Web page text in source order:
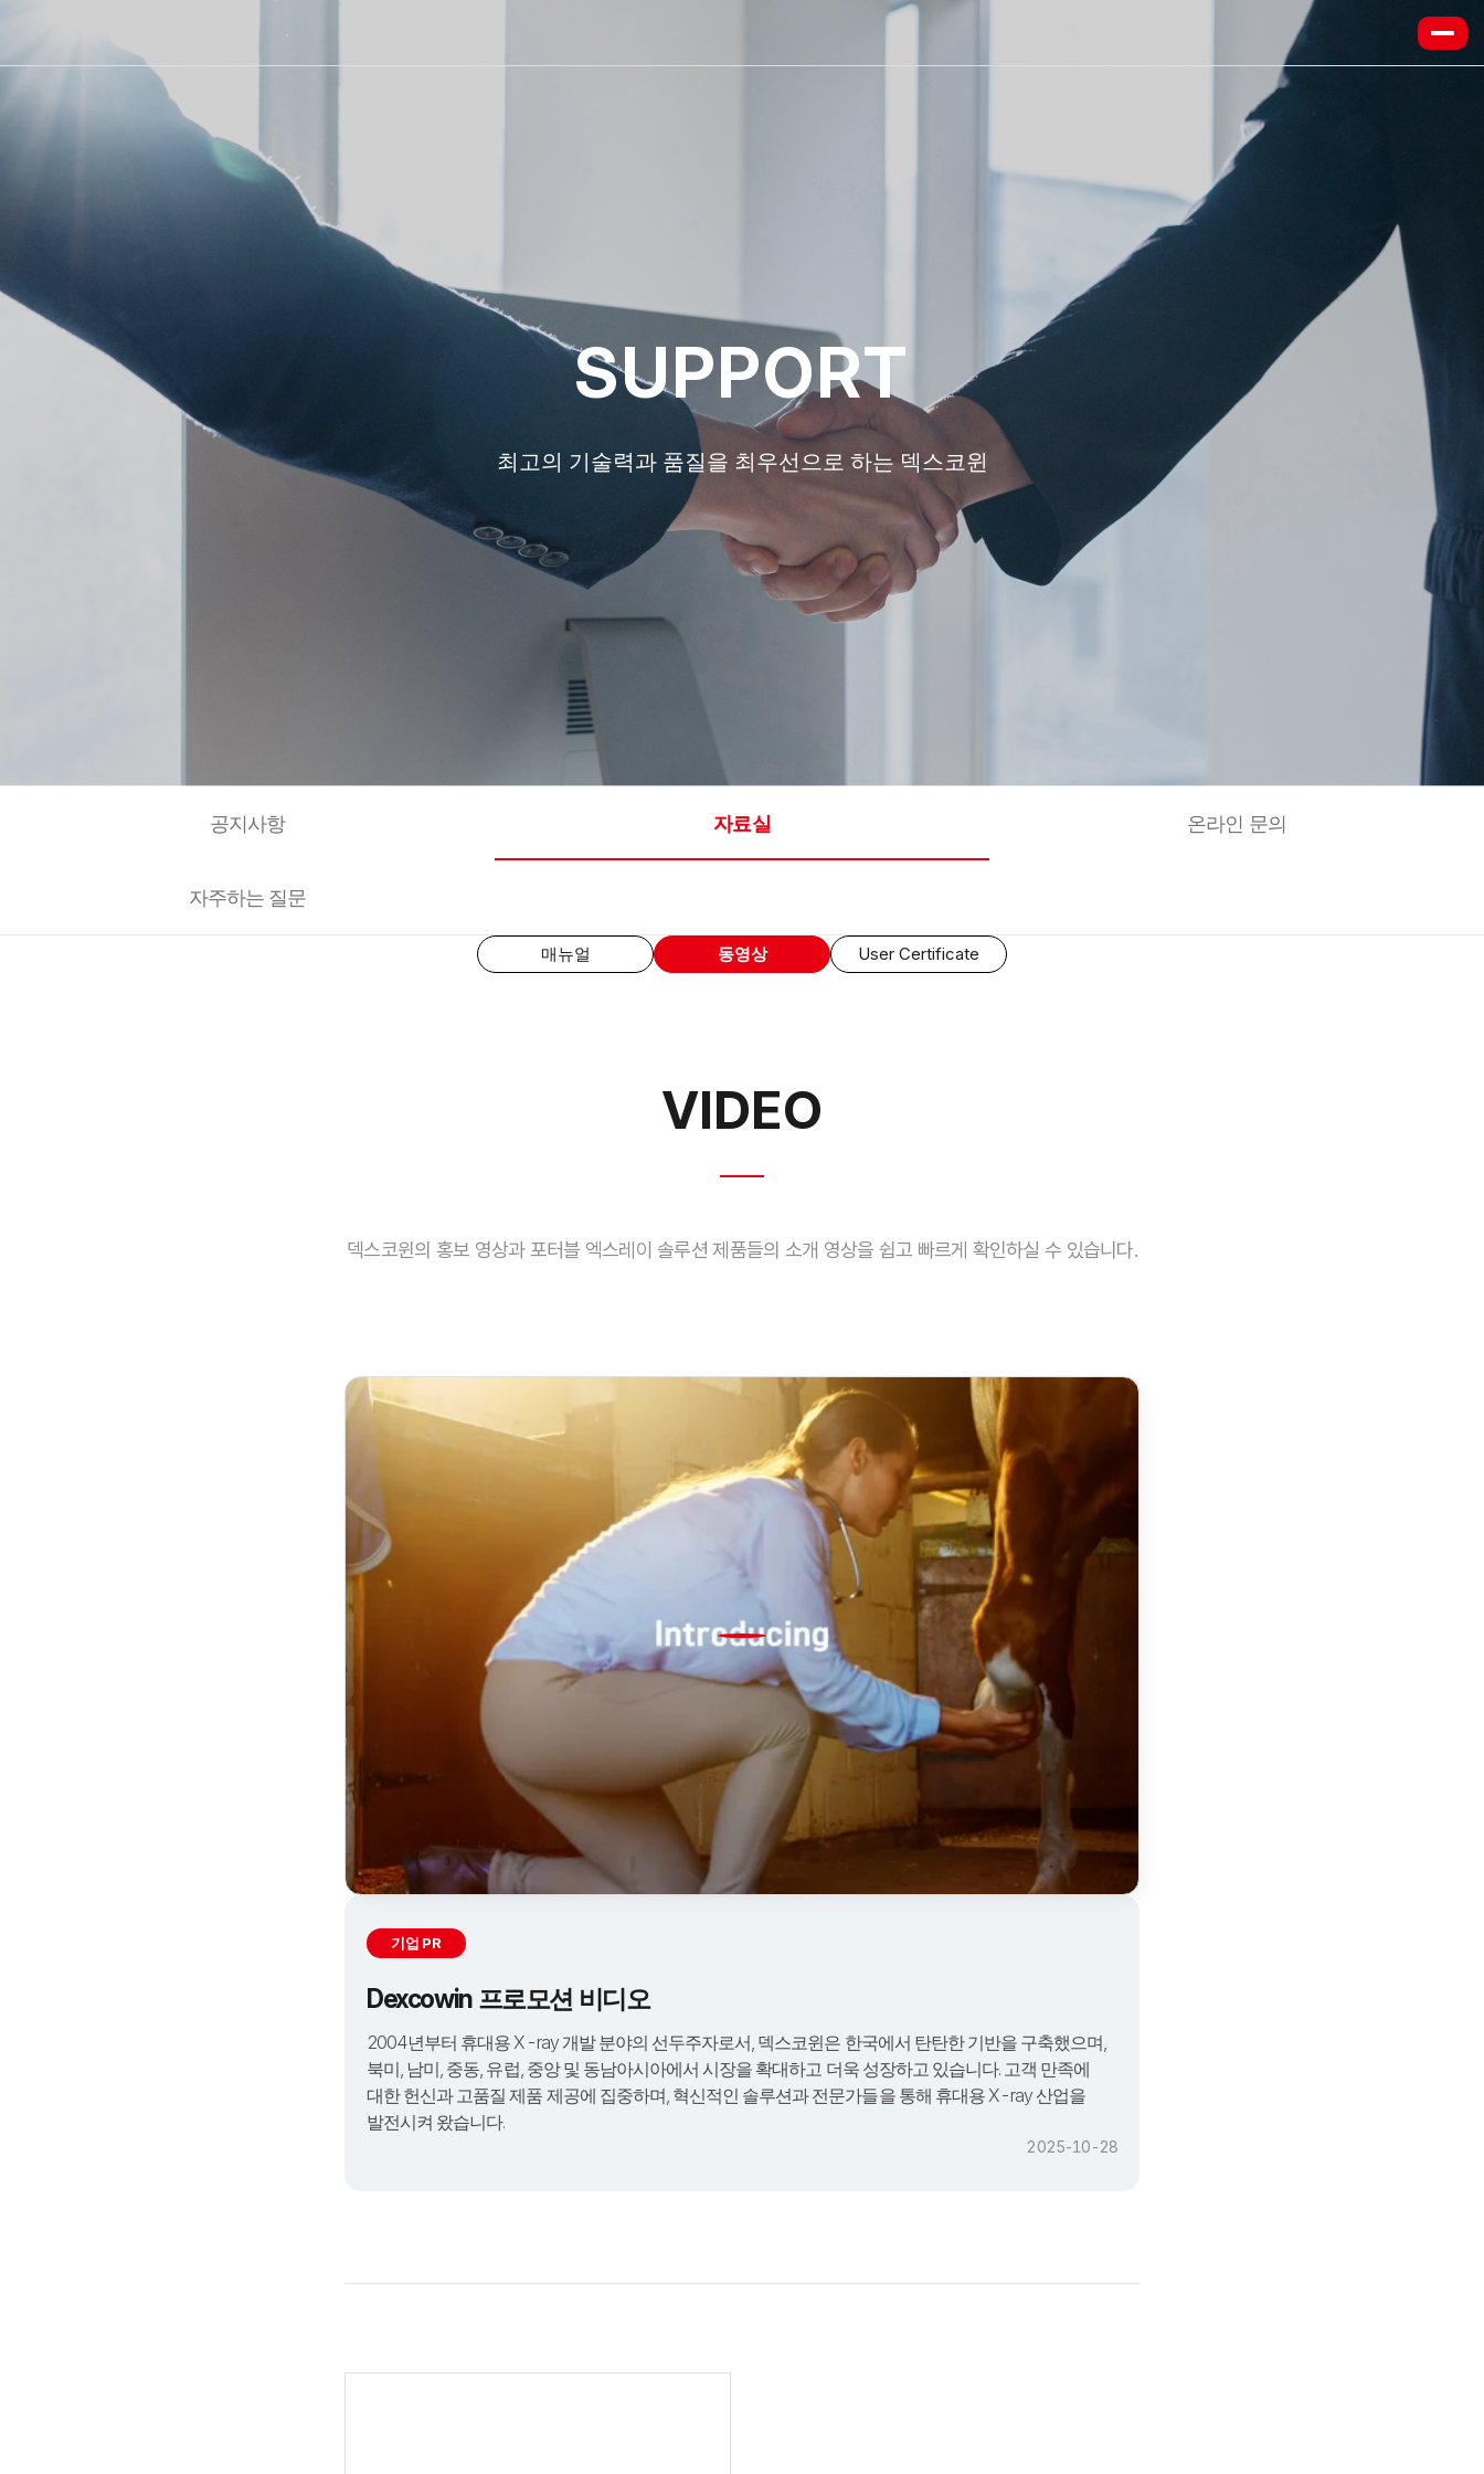
SUPPORT
최고의 기술력과 품질을 최우선으로 하는 덱스코윈
공지사항 자료실 온라인 문의
자주하는 질문
매뉴얼 동영상 User Certificate
VIDEO
덱스코윈의 홍보 영상과 포터블 엑스레이 솔루션 제품들의 소개 영상을 쉽고 빠르게 확인하실 수 있습니다.
기업 PR
Dexcowin 프로모션 비디오
2004년부터 휴대용 X-ray 개발 분야의 선두주자로서, 덱스코윈은 한국에서 탄탄한 기반을 구축했으며,
북미, 남미, 중동, 유럽, 중앙 및 동남아시아에서 시장을 확대하고 더욱 성장하고 있습니다. 고객 만족에
대한 헌신과 고품질 제품 제공에 집중하며, 혁신적인 솔루션과 전문가들을 통해 휴대용 X-ray 산업을
발전시켜 왔습니다.
2025-10-28